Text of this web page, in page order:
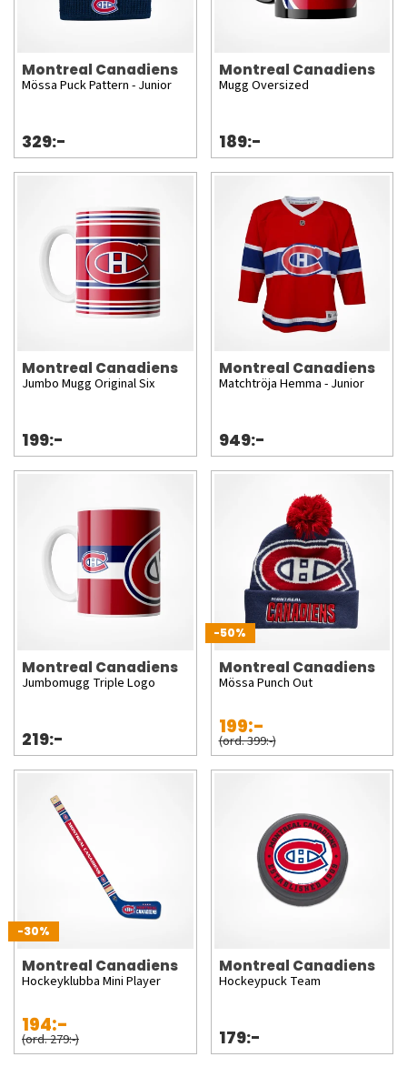
Montreal Canadiens
Mössa Puck Pattern - Junior
329:-
Montreal Canadiens
Mugg Oversized
189:-
Montreal Canadiens
Jumbo Mugg Original Six
199:-
Montreal Canadiens
Matchtröja Hemma - Junior
949:-
Montreal Canadiens
Jumbomugg Triple Logo
219:-
-50%
Montreal Canadiens
Mössa Punch Out
199:-
(ord. 399:-)
-30%
Montreal Canadiens
Hockeyklubba Mini Player
194:-
(ord. 279:-)
Montreal Canadiens
Hockeypuck Team
179:-